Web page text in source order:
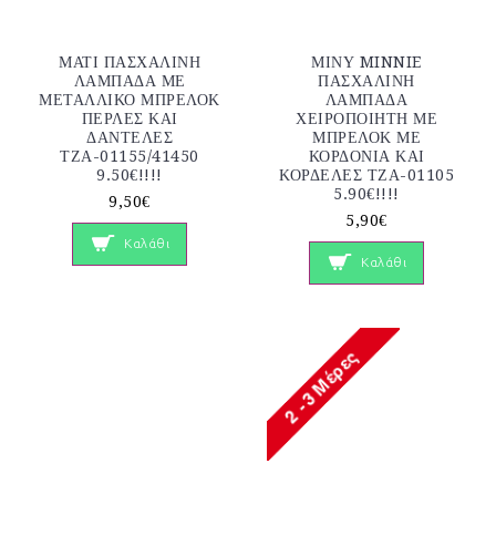
ΜΑΤΙ ΠΑΣΧΑΛΙΝΗ
ΛΑΜΠΑΔΑ ΜΕ
ΜΕΤΑΛΛΙΚΟ ΜΠΡΕΛΟΚ
ΠΕΡΛΕΣ ΚΑΙ
ΔΑΝΤΕΛΕΣ
ΤΖΑ-01155/41450
9.50€!!!!
9,50€
Καλάθι
ΜΙΝΥ MINNIE
ΠΑΣΧΑΛΙΝΗ
ΛΑΜΠΑΔΑ
ΧΕΙΡΟΠΟΙΗΤΗ ΜΕ
ΜΠΡΕΛΟΚ ΜΕ
ΚΟΡΔΟΝΙΑ ΚΑΙ
ΚΟΡΔΕΛΕΣ ΤΖΑ-01105
5.90€!!!!
5,90€
Καλάθι